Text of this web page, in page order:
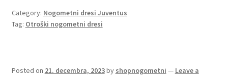
o
o
er l
es
t
di
Category: Nogometni dresi Juventus
Tag: Otroški nogometni dresi
Posted on 21. decembra, 2023by shopnogometni — Leave a